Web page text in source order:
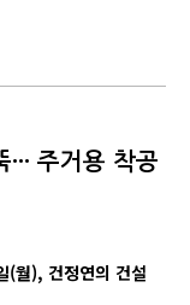
주거용 착공
월), 건정연의 건설